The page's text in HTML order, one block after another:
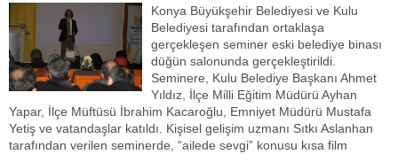
Konya Büyükşehir Belediyesi ve Kulu
Belediyesi tarafından ortaklaşa
gerçekleşen seminer eski belediye binası
düğün salonunda gerçekleştirildi.
Seminere, Kulu Belediye Başkanı Ahmet
Yıldız, İlçe Milli Eğitim Müdürü Ayhan
Yapar, İlçe Müftüsü İbrahim Kacaroğlu, Emniyet Müdürü Mustafa
Yetiş ve vatandaşlar katıldı. Kişisel gelişim uzmanı Sıtkı Aslanhan
tarafından verilen seminerde, “ailede sevgi” konusu kısa film